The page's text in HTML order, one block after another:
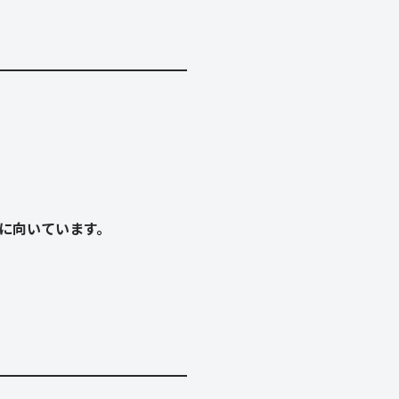
いています。